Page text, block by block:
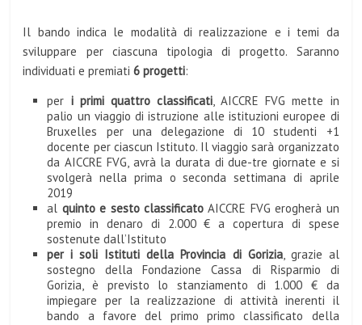
Il bando indica le modalità di realizzazione e i temi da
sviluppare per ciascuna tipologia di progetto. Saranno
individuati e premiati6 progetti:
per i primi quattro classificati, AICCRE FVG mette in
palio un viaggio di istruzione alle istituzioni europee di
Bruxelles per una delegazione di 10 studenti +1
docente per ciascun Istituto. Il viaggio sarà organizzato
da AICCRE FVG, avrà la durata di due-tre giornate e si
svolgerà nella prima o seconda settimana di aprile
2019
al quinto e sesto classificato AICCRE FVG erogherà un
premio in denaro di 2.000 € a copertura di spese
sostenute dall’Istituto
per i soli Istituti della Provincia di Gorizia, grazie al
sostegno della Fondazione Cassa di Risparmio di
Gorizia, è previsto lo stanziamento di 1.000 € da
impiegare per la realizzazione di attività inerenti il
bando a favore del primo primo classificato della